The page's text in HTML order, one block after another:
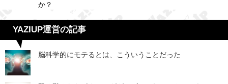
か？
YAZIUP運営の記事
脳科学的にモテるとは、こういうことだった